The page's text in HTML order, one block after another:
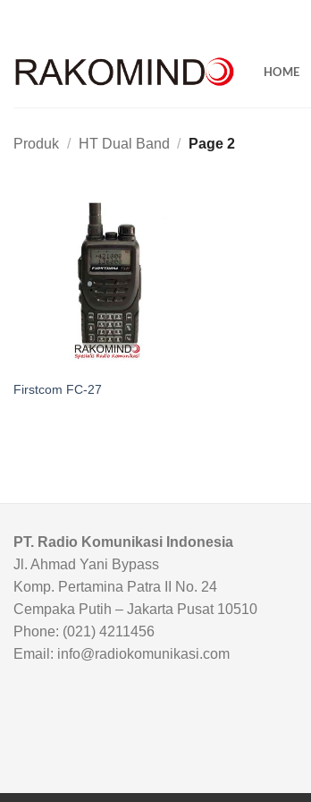
HOME
Produk / HT Dual Band / Page 2
Firstcom FC-27
PT. Radio Komunikasi Indonesia
Jl. Ahmad Yani Bypass
Komp. Pertamina Patra II No. 24
Cempaka Putih – Jakarta Pusat 10510
Phone: (021) 4211456
Email: info@radiokomunikasi.com